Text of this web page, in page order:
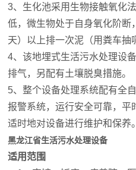
3、生化池采用生物接触氧化
低，微生物处于自身氧化阶断
天）以上排一次泥（用粪车抽
4、该地埋式生活污水处理设
排气，另配有土壤脱臭措施。
5、整个设备处理系统配有全
报警系统，运行安全可靠，平
适时地对设备进行维护和保养。
黑龙江省生活污水处理设备
适用范围